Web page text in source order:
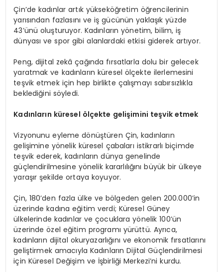
Çin’de kadınlar artık yükseköğretim öğrencilerinin
yarısından fazlasını ve iş gücünün yaklaşık yüzde
43’ünü oluşturuyor. Kadınların yönetim, bilim, iş
dünyası ve spor gibi alanlardaki etkisi giderek artıyor.
Peng, dijital zekâ çağında fırsatlarla dolu bir gelecek
yaratmak ve kadınların küresel ölçekte ilerlemesini
teşvik etmek için hep birlikte çalışmayı sabırsızlıkla
beklediğini söyledi.
Kadınların küresel ölçekte gelişimini teşvik etmek
Vizyonunu eyleme dönüştüren Çin, kadınların
gelişimine yönelik küresel çabaları istikrarlı biçimde
teşvik ederek, kadınların dünya genelinde
güçlendirilmesine yönelik kararlılığını büyük bir ülkeye
yaraşır şekilde ortaya koyuyor.
Çin, 180’den fazla ülke ve bölgeden gelen 200.000’in
üzerinde kadına eğitim verdi; Küresel Güney
ülkelerinde kadınlar ve çocuklara yönelik 100’ün
üzerinde özel eğitim programı yürüttü. Ayrıca,
kadınların dijital okuryazarlığını ve ekonomik fırsatlarını
geliştirmek amacıyla Kadınların Dijital Güçlendirilmesi
için Küresel Değişim ve İşbirliği Merkezi’ni kurdu.